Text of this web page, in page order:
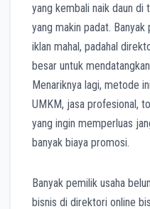
yang kembali naik daun di
yang makin padat.
iklan mahal, padahal
besar untuk
Menariknya lagi, metode
UMKM, jasa profesional,
yang ingin memperluas
banyak biaya promosi.
Banyak pemilik usaha
bisnis di direktori online